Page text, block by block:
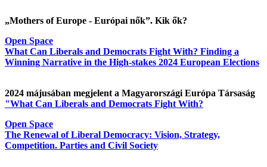
„Mothers of Europe - Európai nők”. Kik ők?
Open Space
What Can Liberals and Democrats Fight With? Finding a
Winning Narrative in the High-stakes 2024 European Elections
2024 májusában megjelent a Magyarországi Európa Társaság
"What Can Liberals and Democrats Fight With?
Open Space
The Renewal of Liberal Democracy: Vision, Strategy,
Competition. Parties and Civil Society